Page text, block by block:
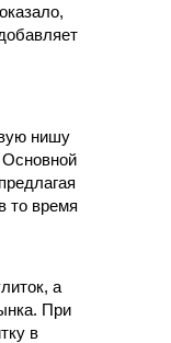
нишу
Основной
то время
а
При
в